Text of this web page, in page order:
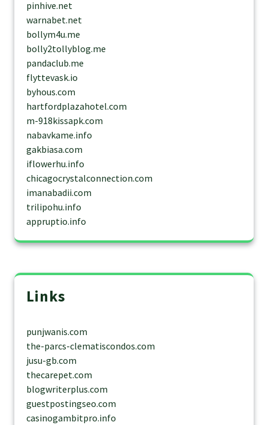
pinhive.net
warnabet.net
bollym4u.me
bolly2tollyblog.me
pandaclub.me
flyttevask.io
byhous.com
hartfordplazahotel.com
m-918kissapk.com
nabavkame.info
gakbiasa.com
iflowerhu.info
chicagocrystalconnection.com
imanabadii.com
trilipohu.info
appruptio.info
Links
punjwanis.com
the-parcs-clematiscondos.com
jusu-gb.com
thecarepet.com
blogwriterplus.com
guestpostingseo.com
casinogambitpro.info